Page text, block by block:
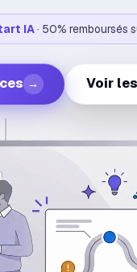
IA· 50% remboursés
→ Voir